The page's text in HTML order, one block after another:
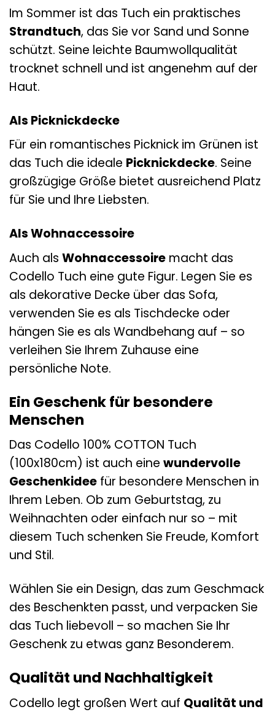
Im Sommer ist das Tuch ein praktisches
Strandtuch, das Sie vor Sand und Sonne
schützt. Seine leichte Baumwollqualität
trocknet schnell und ist angenehm auf der
Haut.
Als Picknickdecke
Für ein romantisches Picknick im Grünen ist
das Tuch die ideale Picknickdecke. Seine
großzügige Größe bietet ausreichend Platz
für Sie und Ihre Liebsten.
Als Wohnaccessoire
Auch als Wohnaccessoire macht das
Codello Tuch eine gute Figur. Legen Sie es
als dekorative Decke über das Sofa,
verwenden Sie es als Tischdecke oder
hängen Sie es als Wandbehang auf – so
verleihen Sie Ihrem Zuhause eine
persönliche Note.
Ein Geschenk für besondere
Menschen
Das Codello 100% COTTON Tuch
(100x180cm) ist auch eine wundervolle
Geschenkidee für besondere Menschen in
Ihrem Leben. Ob zum Geburtstag, zu
Weihnachten oder einfach nur so – mit
diesem Tuch schenken Sie Freude, Komfort
und Stil.
Wählen Sie ein Design, das zum Geschmack
des Beschenkten passt, und verpacken Sie
das Tuch liebevoll – so machen Sie Ihr
Geschenk zu etwas ganz Besonderem.
Qualität und Nachhaltigkeit
Codello legt großen Wert auf Qualität und